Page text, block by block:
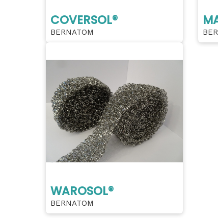
COVERSOL®
BERNATOM
WAROSOL®
BERNATOM